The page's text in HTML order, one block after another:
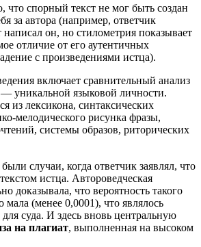
что спорный текст не мог быть создан
за автора (например, ответчик
написал он, но стилометрия показывает
отличие от его аутентичных
с произведениями истца).
включает сравнительный анализ
уникальной языковой личности.
из лексикона, синтаксических
мелодического рисунка фразы,
системы образов, риторических
случаи, когда ответчик заявлял, что
истца. Автороведческая
доказывала, что вероятность такого
(менее 0,0001), что являлось
суда. И здесь вновь центральную
на плагиат, выполненная на высоком